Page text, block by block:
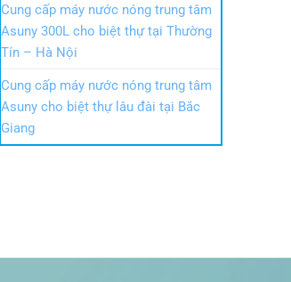
Cung cấp máy nước nóng trung tâm
Asuny 300L cho biệt thự tại Thường
Tín – Hà Nội
Cung cấp máy nước nóng trung tâm
Asuny cho biệt thự lâu đài tại Bắc
Giang